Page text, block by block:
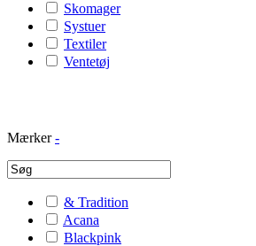
Skomager
Systuer
Textiler
Ventetøj
Mærker -
& Tradition
Acana
Blackpink